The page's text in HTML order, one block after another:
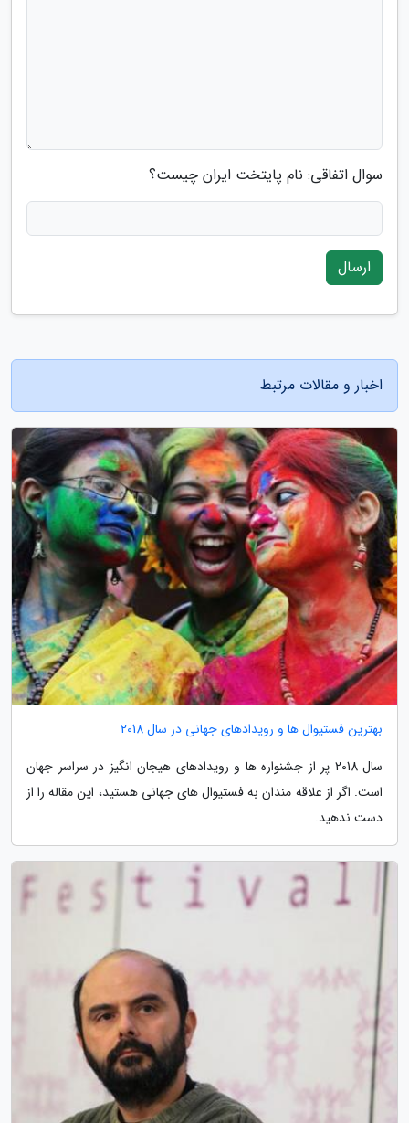
سوال اتفاقی: نام پایتخت ایران چیست؟
ارسال
اخبار و مقالات مرتبط
بهترین فستیوال ها و رویدادهای جهانی در سال 2018
سال 2018 پر از جشنواره ها و رویدادهای هیجان انگیز در سراسر جهان
است. اگر از علاقه مندان به فستیوال های جهانی هستید، این مقاله را از
دست ندهید.